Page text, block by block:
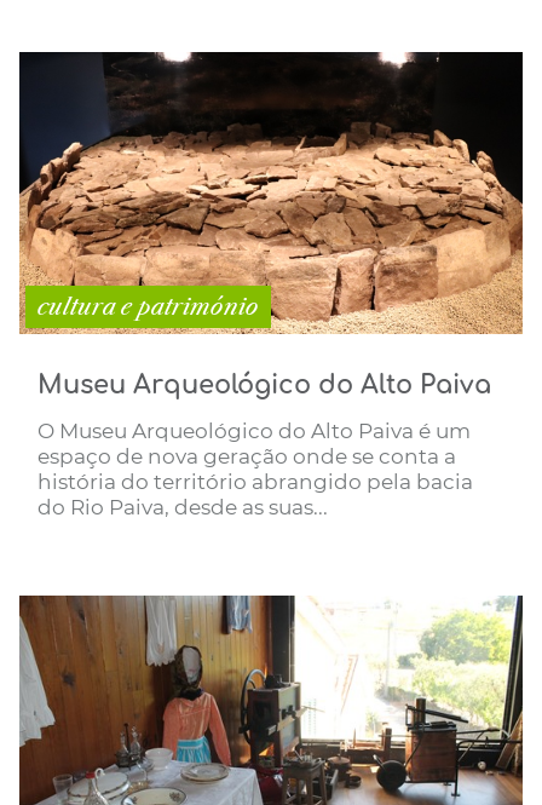
cultura e património
Museu Arqueológico do Alto Paiva
O Museu Arqueológico do Alto Paiva é um
espaço de nova geração onde se conta a
história do território abrangido pela bacia
do Rio Paiva, desde as suas...